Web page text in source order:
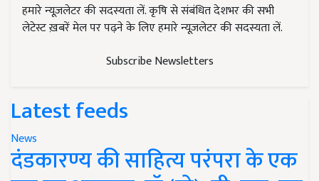
हमारे न्यूज़लेटर की सदस्यता लें. कृषि से संबंधित देशभर की सभी
लेटेस्ट ख़बरें मेल पर पढ़ने के लिए हमारे न्यूज़लेटर की सदस्यता लें.
Subscribe Newsletters
Latest feeds
News
दंडकारण्य की साहित्य परंपरा के एक